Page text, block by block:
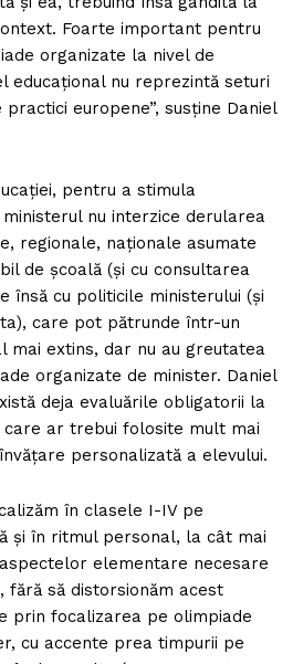
Foarte important pentru
organizate la nivel de
educațional nu reprezintă seturi
europene”, susține Daniel
pentru a stimula
nu interzice derularea
regionale, naționale asumate
de școală (și cu consultarea
însă cu politicile ministerului (și
care pot pătrunde într-un
mai extins, dar nu au greutatea
organizate de minister. Daniel
deja evaluările obligatorii la
ar trebui folosite mult mai
personalizată a elevului.
în clasele I-IV pe
și în ritmul personal, la cât mai
elementare necesare
fără să distorsionăm acest
prin focalizarea pe olimpiade
cu accente prea timpurii pe